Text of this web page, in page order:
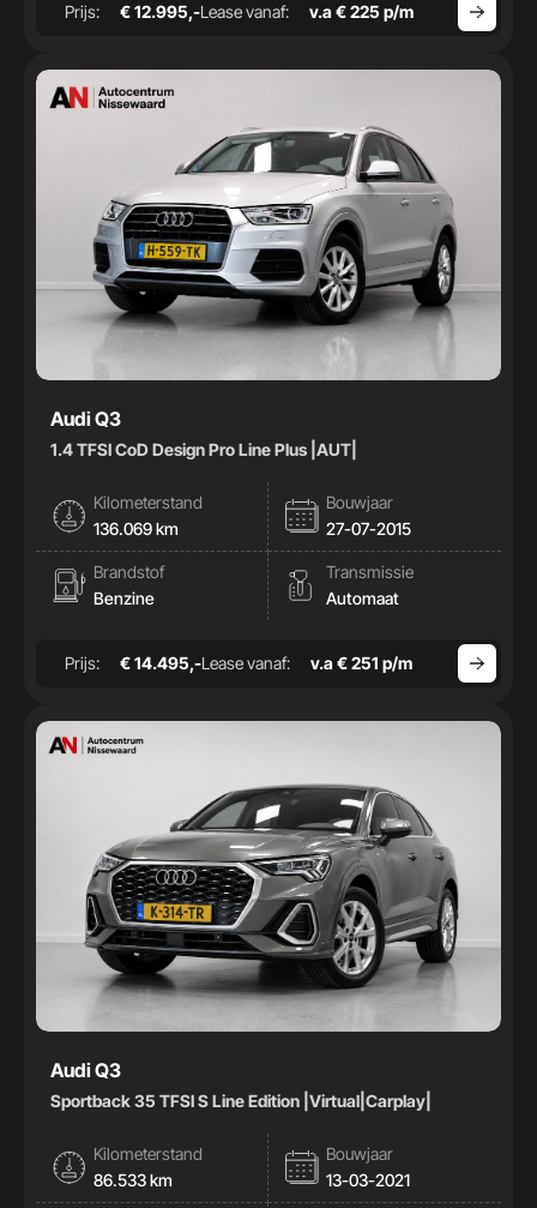
Prijs: € 12.995,-Lease vanaf: v.a € 225 p/m
Audi Q3
1.4 TFSI CoD Design Pro Line Plus |AUT|
Kilometerstand
136.069 km
Bouwjaar
27-07-2015
Brandstof
Benzine
Transmissie
Automaat
Prijs: € 14.495,-Lease vanaf: v.a € 251 p/m
Audi Q3
Sportback 35 TFSI S Line Edition |Virtual|Carplay|
Kilometerstand
86.533 km
Bouwjaar
13-03-2021